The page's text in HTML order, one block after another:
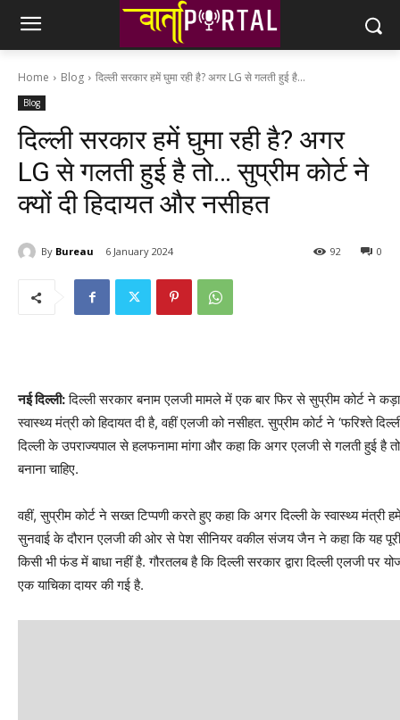
Home Blog दिल्ली सरकार हमें घुमा रही है? अगर LG से गलती हुई है...
Blog
दिल्ली सरकार हमें घुमा रही है? अगर
LG से गलती हुई है तो… सुप्रीम कोर्ट ने
क्यों दी हिदायत और नसीहत
By Bureau 6 January 2024 0
92
नई दिल्ली:दिल्ली सरकार बनाम एलजी मामले में एक बार फिर से सुप्रीम कोर्ट ने
स्वास्थ्य मंत्री को हिदायत दी है, वहीं एलजी को नसीहत. सुप्रीम कोर्ट ने ‘फरिश्ते
दिल्ली के उपराज्यपाल से हलफनामा मांगा और कहा कि अगर एलजी से गलती हुई है तो
बनाना चाहिए.
वहीं, सुप्रीम कोर्ट ने सख्त टिप्पणी करते हुए कहा कि अगर दिल्ली के स्वास्थ्य मंत्री
सुनवाई के दौरान एलजी की ओर से पेश सीनियर वकील संजय जैन ने कहा कि यह
किसी भी फंड में बाधा नहीं है. गौरतलब है कि दिल्ली सरकार द्वारा दिल्ली एलजी
एक याचिका दायर की गई है.